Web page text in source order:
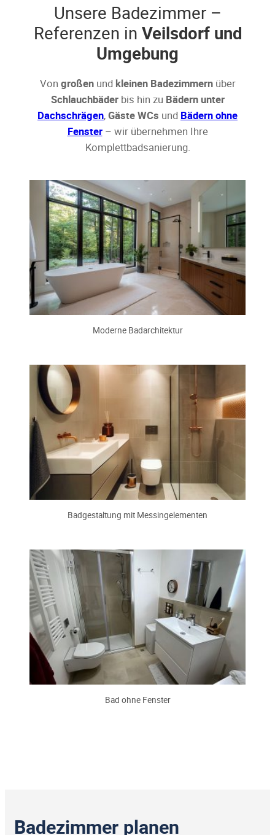
Unsere Badezimmer –
Referenzen in Veilsdorf und
Umgebung
Von großenund kleinen Badezimmernüber
Schlauchbäderbis hin zu Bädern unter
Dachschrägen,Gäste WCs und Bädern ohne
Fenster– wir übernehmen Ihre
Komplettbadsanierung.
Moderne Badarchitektur
Badgestaltung mit Messingelementen
Bad ohne Fenster
Badezimmer planen